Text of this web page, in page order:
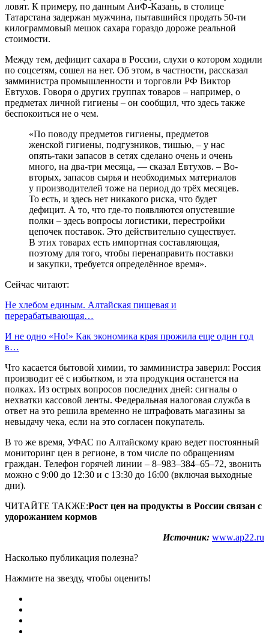
ловят. К примеру, по данным АиФ-Казань, в столице
Татарстана задержан мужчина, пытавшийся продать 50-ти
килограммовый мешок сахара гораздо дороже реальной
стоимости.
Между тем, дефицит сахара в России, слухи о котором ходили
по соцсетям, сошел на нет. Об этом, в частности, рассказал
замминистра промышленности и торговли РФ Виктор
Евтухов. Говоря о других группах товаров – например, о
предметах личной гигиены – он сообщил, что здесь также
беспокоиться не о чем.
«По поводу предметов гигиены, предметов
женской гигиены, подгузников, тишью, – у нас
опять-таки запасов в сетях сделано очень и очень
много, на два-три месяца, — сказал Евтухов. – Во-
вторых, запасов сырья и необходимых материалов
у производителей тоже на период до трёх месяцев.
То есть, и здесь нет никакого риска, что будет
дефицит. А то, что где-то появляются опустевшие
полки – здесь вопросы логистики, перестройки
цепочек поставок. Это действительно существует.
В этих товарах есть импортная составляющая,
поэтому для того, чтобы перенаправить поставки
и закупки, требуется определённое время».
Сейчас читают:
Не хлебом единым. Алтайская пищевая и
перерабатывающая…
И не одно «Но!» Как экономика края прожила еще один год
в…
Что касается бытовой химии, то замминистра заверил: Россия
производит её с избытком, и эта продукция останется на
полках. Из острых вопросов последних дней: сигналы о
нехватки кассовой ленты. Федеральная налоговая служба в
ответ на это решила временно не штрафовать магазины за
невыдачу чека, если на это согласен покупатель.
В то же время, УФАС по Алтайскому краю ведет постоянный
мониторинг цен в регионе, в том числе по обращениям
граждан. Телефон горячей линии – 8–983–384–65–72, звонить
можно с 9:00 до 12:30 и с 13:30 до 16:00 (включая выходные
дни).
ЧИТАЙТЕ ТАКЖЕ:Рост цен на продукты в России связан с
удорожанием кормов
Источник: www.ap22.ru
Насколько публикация полезна?
Нажмите на звезду, чтобы оценить!